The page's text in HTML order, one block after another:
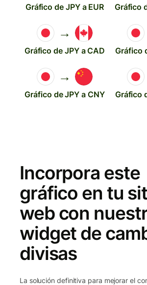
Gráfico de JPY a EUR Gráfico
→
Gráfico de JPY a CAD Gráfico
→
Gráfico de JPY a CNY Gráfico
Incorpora este
gráfico en tu
web con
widget de
divisas
La solución definitiva para mejorar el